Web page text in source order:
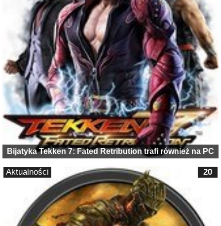
Bijatyka Tekken 7: Fated Retribution trafi również na PC
20
Aktualności